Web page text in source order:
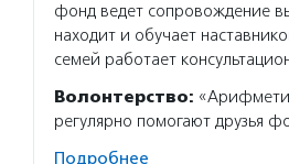
фонд ведет сопровождение
находит и обучает
семей работает
Волонтерство:
регулярно помогают друзья
Подробнее